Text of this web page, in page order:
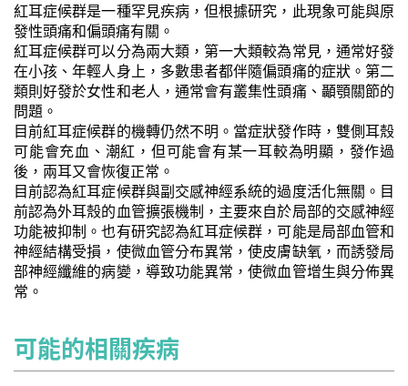
紅耳症候群是一種罕見疾病，但根據研究，此現象可能與原
發性頭痛和偏頭痛有關。
紅耳症候群可以分為兩大類，第一大類較為常見，通常好發
在小孩、年輕人身上，多數患者都伴隨偏頭痛的症狀。第二
類則好發於女性和老人，通常會有叢集性頭痛、顳顎關節的
問題。
目前紅耳症候群的機轉仍然不明。當症狀發作時，雙側耳殼
可能會充血、潮紅，但可能會有某一耳較為明顯，發作過
後，兩耳又會恢復正常。
目前認為紅耳症候群與副交感神經系統的過度活化無關。目
前認為外耳殼的血管擴張機制，主要來自於局部的交感神經
功能被抑制。也有研究認為紅耳症候群，可能是局部血管和
神經結構受損，使微血管分布異常，使皮膚缺氧，而誘發局
部神經纖維的病變，導致功能異常，使微血管增生與分佈異
常。
可能的相關疾病